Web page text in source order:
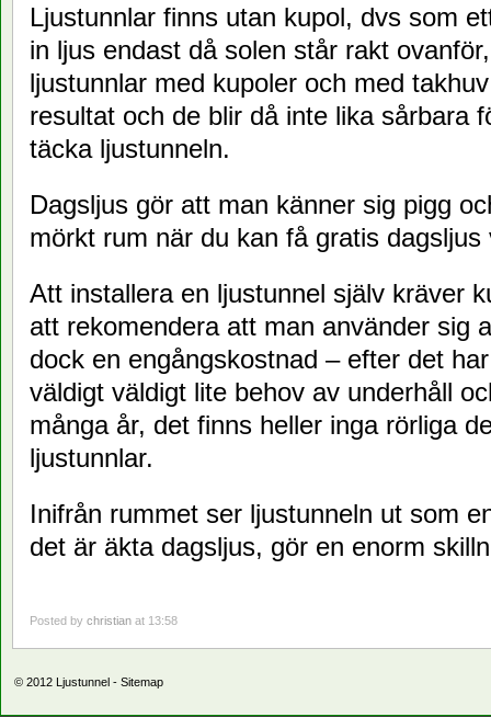
Ljustunnlar finns utan kupol, dvs som
in ljus endast då solen står rakt
ljustunnlar med kupoler och med
resultat och de blir då inte lika sårbara
täcka ljustunneln.
Dagsljus gör att man känner sig pigg
mörkt rum när du kan få gratis dagsljus
Att installera en ljustunnel själv kräver
att rekomendera att man använder sig
dock en engångskostnad – efter det
väldigt väldigt lite behov av underhåll
många år, det finns heller inga rörliga
ljustunnlar.
Inifrån rummet ser ljustunneln ut som
det är äkta dagsljus, gör en enorm
Posted by christian at 13:58
© 2012 Ljustunnel - Sitemap